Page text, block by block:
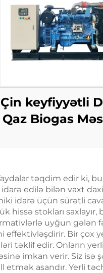
Çin keyfiyyətli
Qaz Biogas
təqdim edir ki,
edilə bilən vaxt
idarə üçün sürətli
stokları
uyğun gələn
effektivləşdirir. Bir çox
təklif edir. Onların
imkan verir. Siz
asandır. Yerli